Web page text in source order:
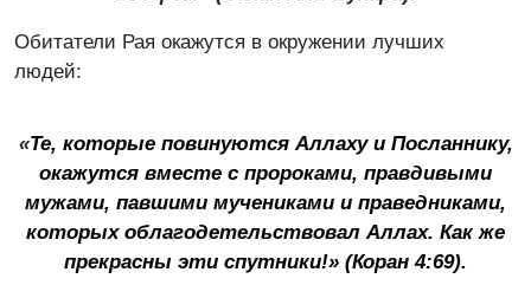
Обитатели Рая окажутся в окружении лучших
людей:
«Те, которые повинуются Аллаху и Посланнику,
окажутся вместе с пророками, правдивыми
мужами, павшими мучениками и праведниками,
которых облагодетельствовал Аллах. Как же
прекрасны эти спутники!» (Коран 4:69).